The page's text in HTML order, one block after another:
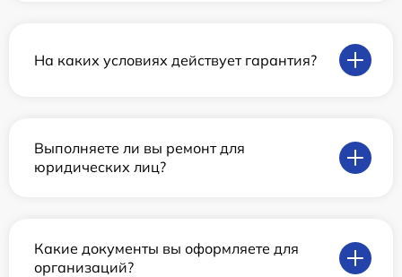
На каких условиях действует гарантия?
Выполняете ли вы ремонт для
юридических лиц?
Какие документы вы оформляете для
организаций?